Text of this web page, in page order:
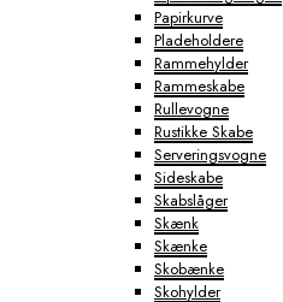
Papirkurve
Pladeholdere
Rammehylder
Rammeskabe
Rullevogne
Rustikke Skabe
Serveringsvogne
Sideskabe
Skabslåger
Skænk
Skænke
Skobænke
Skohylder